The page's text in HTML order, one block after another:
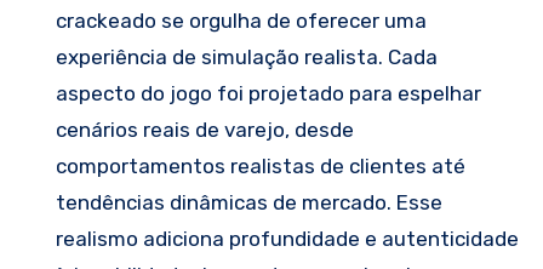
crackeado se orgulha de oferecer uma
experiência de simulação realista. Cada
aspecto do jogo foi projetado para espelhar
cenários reais de varejo, desde
comportamentos realistas de clientes até
tendências dinâmicas de mercado. Esse
realismo adiciona profundidade e autenticidade